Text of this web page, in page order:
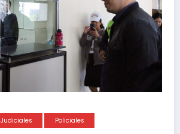
Judiciales Policiales